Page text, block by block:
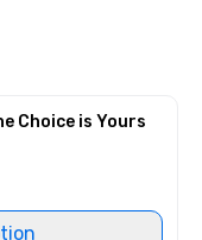
Choice is Yours